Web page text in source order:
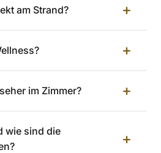
am Strand? +
+
im Zimmer? +
wie sind die
+